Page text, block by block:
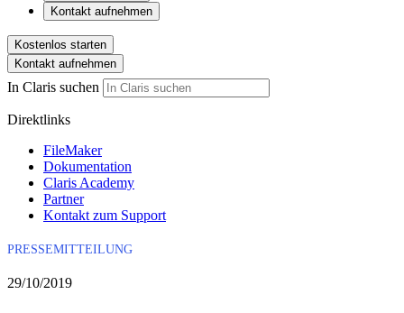
Kontakt aufnehmen
Kostenlos starten
Kontakt aufnehmen
In Claris suchen
Direktlinks
FileMaker
Dokumentation
Claris Academy
Partner
Kontakt zum Support
PRESSEMITTEILUNG
29/10/2019